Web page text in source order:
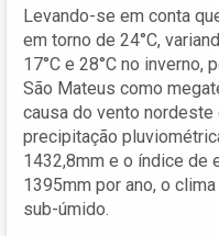
Levando-se em conta
em torno de 24°C,
17°C e 28°C no
São Mateus como
causa do vento nordeste
precipitação
1432,8mm e o índice de
1395mm por ano, o
sub-úmido.